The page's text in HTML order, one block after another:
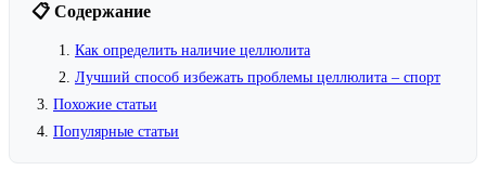
📋 Содержание
Как определить наличие целлюлита
Лучший способ избежать проблемы целлюлита – спорт
Похожие статьи
Популярные статьи